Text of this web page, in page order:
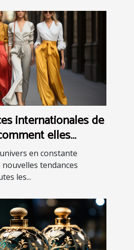
internationales de
elles
votre style
en constante
tendances
les...